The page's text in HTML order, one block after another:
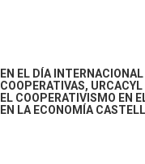
EN EL DÍA
COOPERATIVAS, URCACYL
EL COOPERATIVISMO EN
EN LA ECONOMÍA